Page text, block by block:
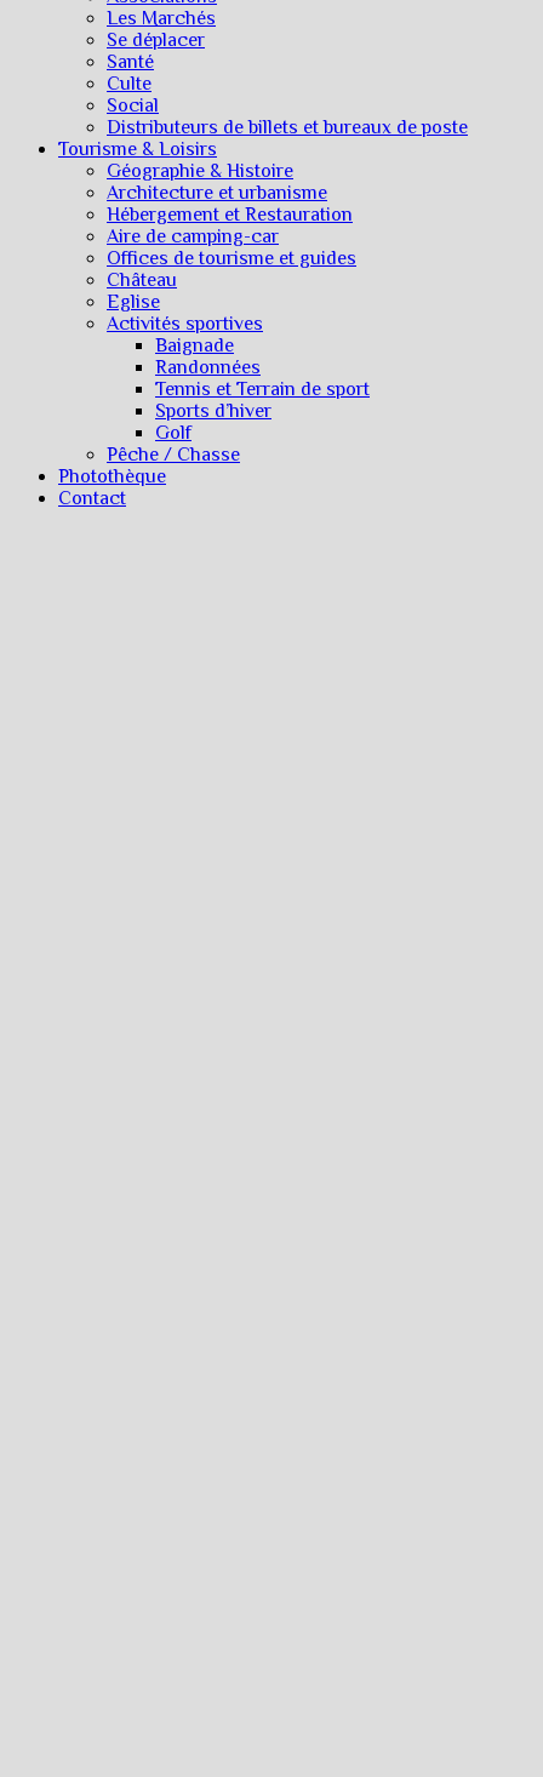
Les Marchés
Se déplacer
Santé
Culte
Social
Distributeurs de billets et bureaux de poste
Tourisme & Loisirs
Géographie & Histoire
Architecture et urbanisme
Hébergement et Restauration
Aire de camping-car
Offices de tourisme et guides
Château
Eglise
Activités sportives
Baignade
Randonnées
Tennis et Terrain de sport
Sports d’hiver
Golf
Pêche / Chasse
Photothèque
Contact